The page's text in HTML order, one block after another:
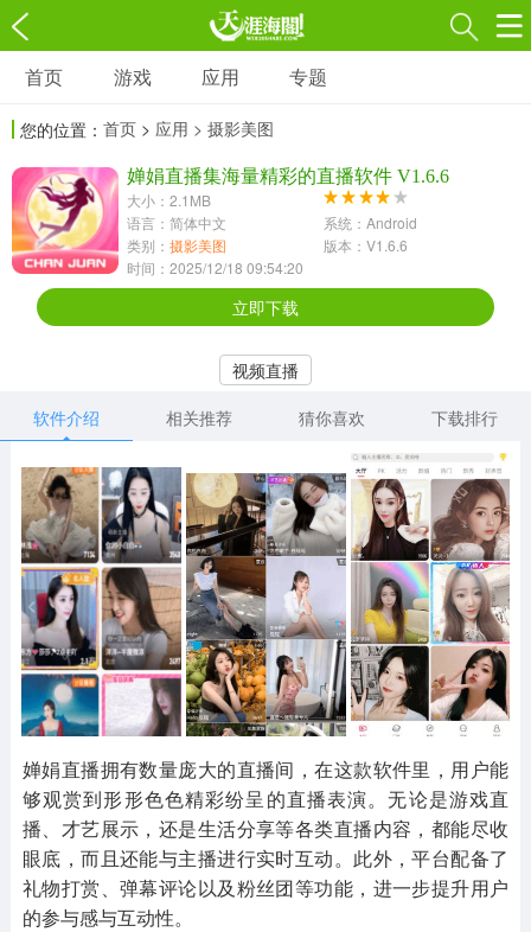
游戏
3697款应用
1597款应用
1789款应用
休闲益智
13387款应用
2196款应用
冒险解谜
418款应用
音乐舞蹈
269款应用
2716款应用
515款应用
其他
1654款应用
游戏助手
515款应用
MOD游戏
1056款应用
首页 游戏 应用 专题
您的位置： 首页 > 应用 > 摄影美图
婵娟直播集海量精彩的直播软件 V1.6.6
大小：2.1MB
语言：简体中文
系统：Android
类别： 摄影美图
版本：V1.6.6
时间：2025/12/18 09:54:20
立即下载
视频直播
软件介绍
相关推荐 猜你喜欢 下载排行
婵娟直播拥有数量庞大的直播间，在这款软件里，用户能
够观赏到形形色色精彩纷呈的直播表演。无论是游戏直
播、才艺展示，还是生活分享等各类直播内容，都能尽收
眼底，而且还能与主播进行实时互动。此外，平台配备了
礼物打赏、弹幕评论以及粉丝团等功能，进一步提升用户
的参与感与互动性。